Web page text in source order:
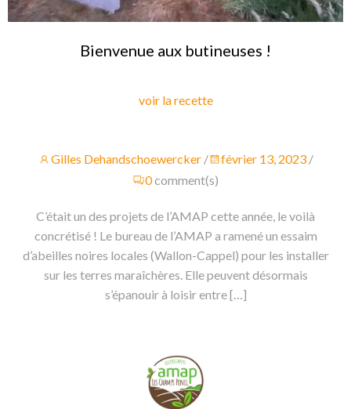
Bienvenue aux butineuses !
voir la recette
Gilles Dehandschoewercker / février 13, 2023 /
0comment(s)
C’était un des projets de l’AMAP cette année, le voilà
concrétisé ! Le bureau de l’AMAP a ramené un essaim
d’abeilles noires locales (Wallon-Cappel) pour les installer
sur les terres maraîchères. Elle peuvent désormais
s’épanouir à loisir entre […]